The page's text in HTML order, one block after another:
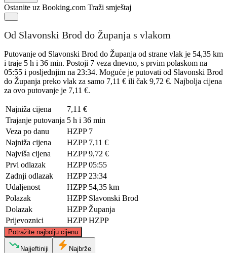
Ostanite uz Booking.com Traži smještaj
Od Slavonski Brod do Županja s vlakom
Putovanje od Slavonski Brod do Županja od strane vlak je 54,35 km
i traje 5 h i 36 min. Postoji 7 veza dnevno, s prvim polaskom na
05:55 i posljednjim na 23:34. Moguće je putovati od Slavonski Brod
do Županja preko vlak za samo 7,11 € ili čak 9,72 €. Najbolja cijena
za ovo putovanje je 7,11 €.
Najniža cijena
7,11 €
Trajanje putovanja 5 h i 36 min
Veza po danu
HZPP 7
Najniža cijena
HZPP 7,11 €
Najviša cijena
HZPP 9,72 €
Prvi odlazak
HZPP 05:55
Zadnji odlazak
HZPP 23:34
Udaljenost
HZPP 54,35 km
Polazak
HZPP Slavonski Brod
Dolazak
HZPP Županja
Prijevoznici
HZPP HZPP
Potražite najbolju cijenu
Najjeftiniji Najbrže